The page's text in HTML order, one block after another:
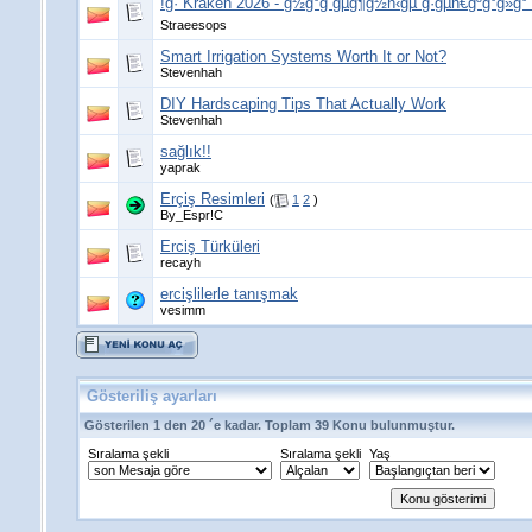
Straeesops
Smart Irrigation Systems Worth It or Not?
Stevenhah
DIY Hardscaping Tips That Actually Work
Stevenhah
sağlık!!
yaprak
Erçiş Resimleri ( 1 2 )
By_Espr!C
Erciş Türküleri
recayh
ercişlilerle tanışmak
vesimm
Gösteriliş ayarları
Gösterilen 1 den 20 ´e kadar. Toplam 39 Konu bulunmuştur.
Sıralama şekli
Sıralama şekli Yaş